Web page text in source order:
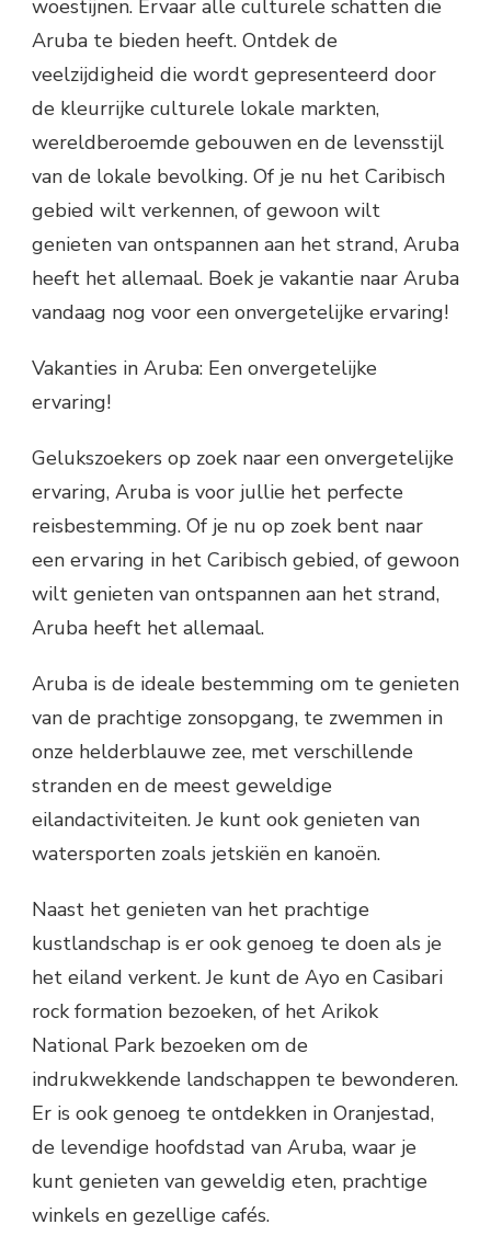
woestijnen. Ervaar alle culturele schatten die
Aruba te bieden heeft. Ontdek de
veelzijdigheid die wordt gepresenteerd door
de kleurrijke culturele lokale markten,
wereldberoemde gebouwen en de levensstijl
van de lokale bevolking. Of je nu het Caribisch
gebied wilt verkennen, of gewoon wilt
genieten van ontspannen aan het strand, Aruba
heeft het allemaal. Boek je vakantie naar Aruba
vandaag nog voor een onvergetelijke ervaring!
Vakanties in Aruba: Een onvergetelijke
ervaring!
Gelukszoekers op zoek naar een onvergetelijke
ervaring, Aruba is voor jullie het perfecte
reisbestemming. Of je nu op zoek bent naar
een ervaring in het Caribisch gebied, of gewoon
wilt genieten van ontspannen aan het strand,
Aruba heeft het allemaal.
Aruba is de ideale bestemming om te genieten
van de prachtige zonsopgang, te zwemmen in
onze helderblauwe zee, met verschillende
stranden en de meest geweldige
eilandactiviteiten. Je kunt ook genieten van
watersporten zoals jetskiën en kanoën.
Naast het genieten van het prachtige
kustlandschap is er ook genoeg te doen als je
het eiland verkent. Je kunt de Ayo en Casibari
rock formation bezoeken, of het Arikok
National Park bezoeken om de
indrukwekkende landschappen te bewonderen.
Er is ook genoeg te ontdekken in Oranjestad,
de levendige hoofdstad van Aruba, waar je
kunt genieten van geweldig eten, prachtige
winkels en gezellige cafés.